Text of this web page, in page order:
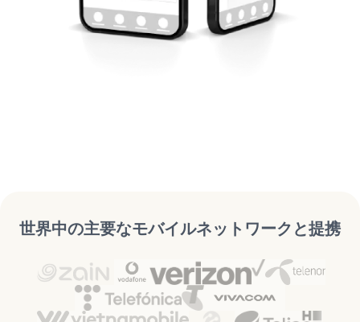
世界中の主要なモバイルネットワークと提携